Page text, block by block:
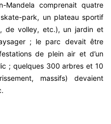
Mandela comprenait quatre
park, un plateau sportif
de volley, etc.), un jardin et
; le parc devait être
de plein air et d’un
; quelques 300 arbres et 10
massifs) devaient